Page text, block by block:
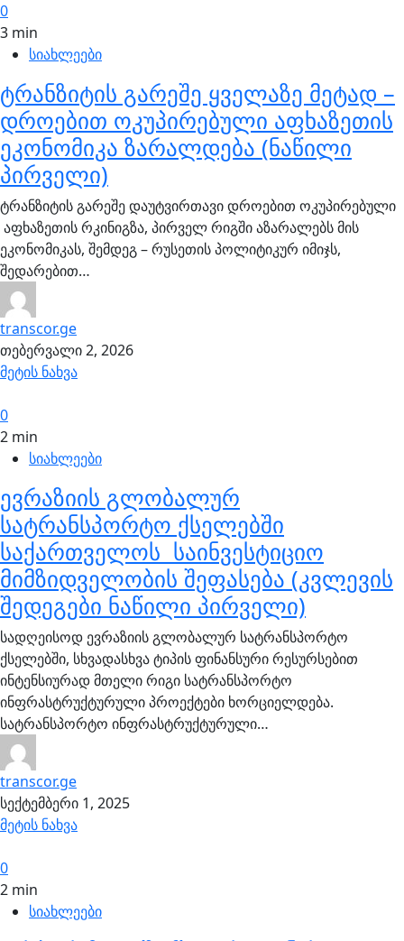
0
3 min
სიახლეები
ტრანზიტის გარეშე ყველაზე მეტად –
დროებით ოკუპირებული აფხაზეთის
ეკონომიკა ზარალდება (ნაწილი
პირველი)
ტრანზიტის გარეშე დაუტვირთავი დროებით ოკუპირებული
აფხაზეთის რკინიგზა, პირველ რიგში აზარალებს მის
ეკონომიკას, შემდეგ – რუსეთის პოლიტიკურ იმიჯს,
შედარებით…
transcor.ge
თებერვალი 2, 2026
მეტის ნახვა
0
2 min
სიახლეები
ევრაზიის გლობალურ
სატრანსპორტო ქსელებში
საქართველოს საინვესტიციო
მიმზიდველობის შეფასება (კვლევის
შედეგები ნაწილი პირველი)
სადღეისოდ ევრაზიის გლობალურ სატრანსპორტო
ქსელებში, სხვადასხვა ტიპის ფინანსური რესურსებით
ინტენსიურად მთელი რიგი სატრანსპორტო
ინფრასტრუქტურული პროექტები ხორციელდება.
სატრანსპორტო ინფრასტრუქტურული…
transcor.ge
სექტემბერი 1, 2025
მეტის ნახვა
0
2 min
სიახლეები